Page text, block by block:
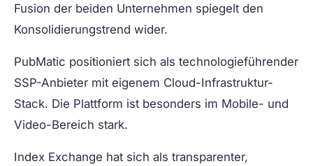
Fusion der beiden Unternehmen spiegelt den
Konsolidierungstrend wider.
PubMatic positioniert sich als technologieführender
SSP-Anbieter mit eigenem Cloud-Infrastruktur-
Stack. Die Plattform ist besonders im Mobile- und
Video-Bereich stark.
Index Exchange hat sich als transparenter,